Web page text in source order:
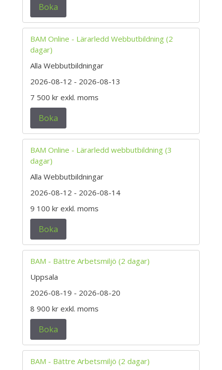
Boka
BAM Online - Lärarledd Webbutbildning (2
dagar)
Alla Webbutbildningar
2026-08-12 - 2026-08-13
7 500 kr exkl. moms
Boka
BAM Online - Lärarledd webbutbildning (3
dagar)
Alla Webbutbildningar
2026-08-12 - 2026-08-14
9 100 kr exkl. moms
Boka
BAM - Bättre Arbetsmiljö (2 dagar)
Uppsala
2026-08-19 - 2026-08-20
8 900 kr exkl. moms
Boka
BAM - Bättre Arbetsmiljö (2 dagar)